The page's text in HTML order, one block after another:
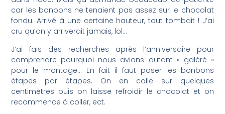
car les bonbons ne tenaient pas assez sur le chocolat
fondu. Arrivé à une certaine hauteur, tout tombait ! J’ai
cru qu’on y arriverait jamais, lol…
J’ai fais des recherches après l’anniversaire pour
comprendre pourquoi nous avions autant « galèré »
pour le montage… En fait il faut poser les bonbons
étapes par étapes. On en colle sur quelques
centimètres puis on laisse refroidir le chocolat et on
recommence à coller, ect.